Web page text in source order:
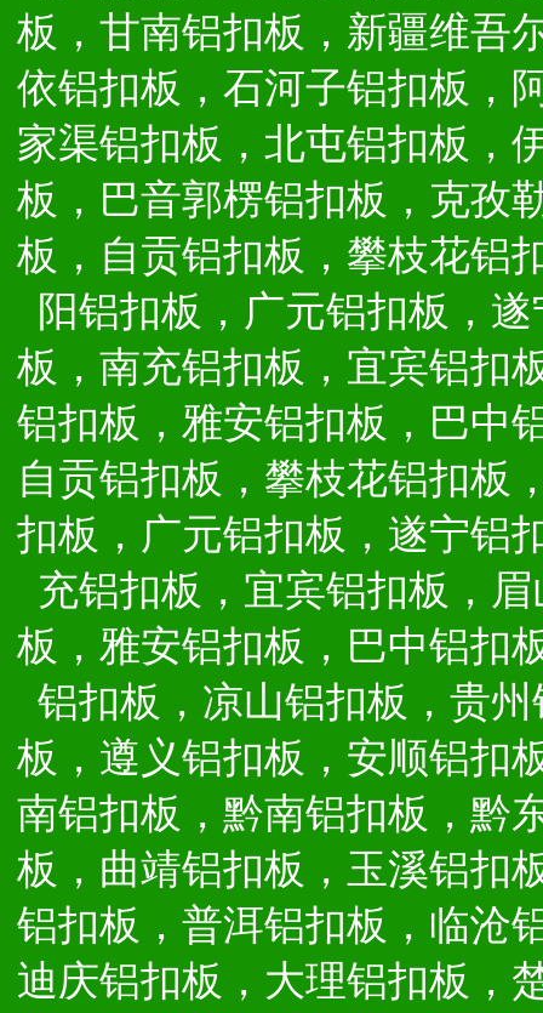
板，甘南铝扣板，新疆维吾
依铝扣板，石河子铝扣板，
家渠铝扣板，北屯铝扣板，
板，巴音郭楞铝扣板，克孜
板，自贡铝扣板，攀枝花铝
阳铝扣板，广元铝扣板，
板，南充铝扣板，宜宾铝扣
铝扣板，雅安铝扣板，巴中
自贡铝扣板，攀枝花铝扣板
扣板，广元铝扣板，遂宁铝
充铝扣板，宜宾铝扣板，
板，雅安铝扣板，巴中铝扣
铝扣板，凉山铝扣板，贵
板，遵义铝扣板，安顺铝扣
南铝扣板，黔南铝扣板，黔
板，曲靖铝扣板，玉溪铝扣
铝扣板，普洱铝扣板，临沧
迪庆铝扣板，大理铝扣板，